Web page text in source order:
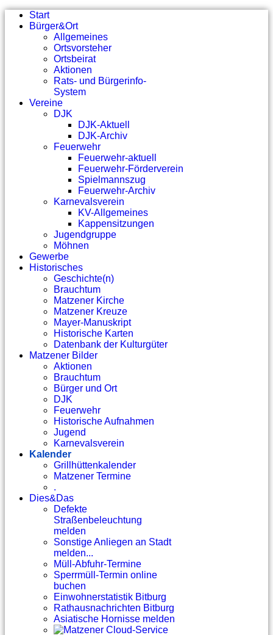
Start
Bürger&Ort
Allgemeines
Ortsvorsteher
Ortsbeirat
Aktionen
Rats- und Bürgerinfo-
System
Vereine
DJK
DJK-Aktuell
DJK-Archiv
Feuerwehr
Feuerwehr-aktuell
Feuerwehr-Förderverein
Spielmannszug
Feuerwehr-Archiv
Karnevalsverein
KV-Allgemeines
Kappensitzungen
Jugendgruppe
Möhnen
Gewerbe
Historisches
Geschichte(n)
Brauchtum
Matzener Kirche
Matzener Kreuze
Mayer-Manuskript
Historische Karten
Datenbank der Kulturgüter
Matzener Bilder
Aktionen
Brauchtum
Bürger und Ort
DJK
Feuerwehr
Historische Aufnahmen
Jugend
Karnevalsverein
Kalender
Grillhüttenkalender
Matzener Termine
.
Dies&Das
Defekte
Straßenbeleuchtung
melden
Sonstige Anliegen an Stadt
melden...
Müll-Abfuhr-Termine
Sperrmüll-Termin online
buchen
Einwohnerstatistik Bitburg
Rathausnachrichten Bitburg
Asiatische Hornisse melden